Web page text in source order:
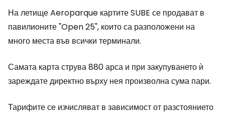
На летище Aeroparque картите SUBE се продават в
павилионите "Open 25", които са разположени на
много места във всички терминали.
Самата карта струва 880 арса и при закупуването ѝ
зареждате директно върху нея произволна сума пари.
Тарифите се изчисляват в зависимост от разстоянието